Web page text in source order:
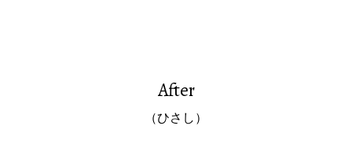
After
（ひさし）